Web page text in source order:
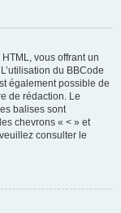
vous offrant un
du BBCode
également possible de
de rédaction. Le
balises sont
chevrons « < » et
consulter le